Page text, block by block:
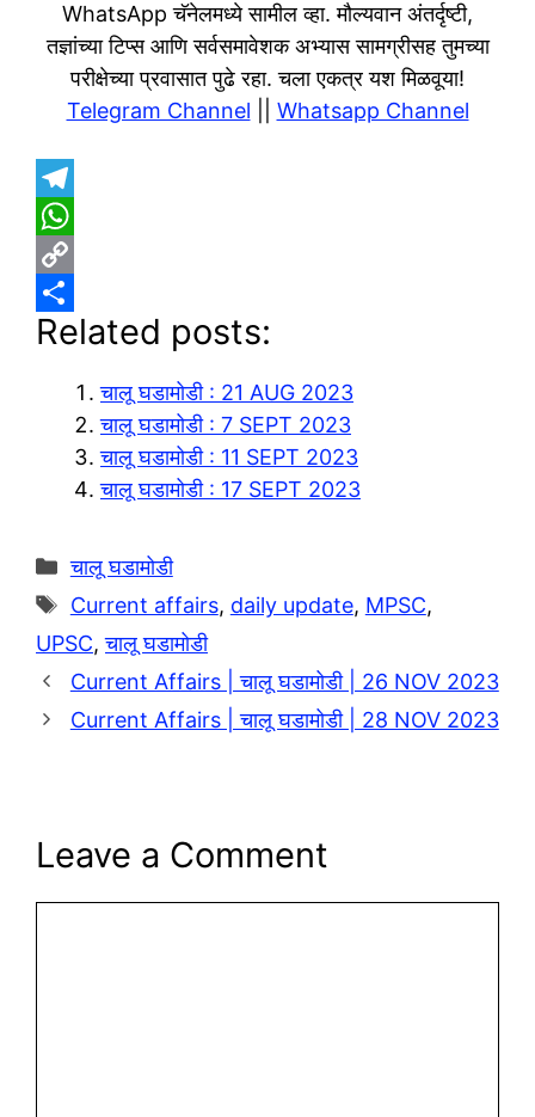
WhatsApp चॅनेलमध्ये सामील व्हा. मौल्यवान अंतर्दृष्टी,
तज्ञांच्या टिप्स आणि सर्वसमावेशक अभ्यास सामग्रीसह तुमच्या
परीक्षेच्या प्रवासात पुढे रहा. चला एकत्र यश मिळवूया!
Telegram Channel
Whatsapp Channel
T
e
e
W
h
a
C
o
k
S
Related posts:
चालू घडामोडी : 21 AUG 2023
चालू घडामोडी : 7 SEPT 2023
चालू घडामोडी : 11 SEPT 2023
चालू घडामोडी : 17 SEPT 2023
Categories
चालू घडामोडी
Tags
Current affairs, daily update, MPSC,
UPSC,चालू घडामोडी
Current Affairs | चालू घडामोडी | 26 NOV 2023
Current Affairs | चालू घडामोडी | 28 NOV 2023
Leave a Comment